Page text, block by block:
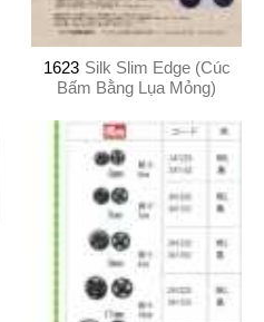
1623 Silk Slim Edge (Cúc
Bấm Bằng Lụa Mỏng)